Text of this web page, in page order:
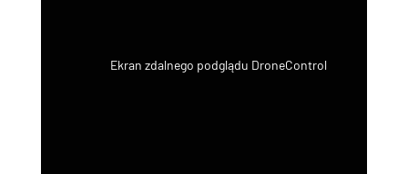
Ekran zdalnego podglądu DroneControl